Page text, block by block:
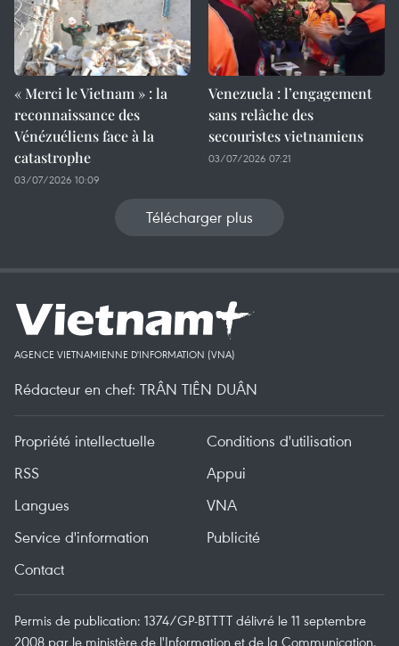
« Merci le Vietnam » : la
reconnaissance des
Vénézuéliens face à la
catastrophe
03/07/2026 10:09
Venezuela : l’engagement
sans relâche des
secouristes vietnamiens
03/07/2026 07:21
Télécharger plus
AGENCE VIETNAMIENNE D'INFORMATION (VNA)
Rédacteur en chef: TRÂN TIÊN DUÂN
Propriété intellectuelle
Conditions d'utilisation
RSS
Appui
Langues
VNA
Service d'information
Publicité
Contact
Permis de publication: 1374/GP-BTTTT délivré le 11 septembre
2008 par le ministère de l'Information et de la Communication.